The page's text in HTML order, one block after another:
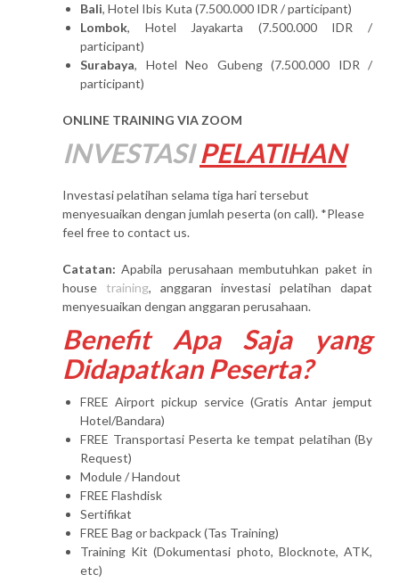
Bali, Hotel Ibis Kuta (7.500.000 IDR / participant)
Lombok, Hotel Jayakarta (7.500.000 IDR /
participant)
Surabaya, Hotel Neo Gubeng (7.500.000 IDR /
participant)
ONLINE TRAINING VIA ZOOM
INVESTASI PELATIHAN
Investasi pelatihan selama tiga hari tersebut
menyesuaikan dengan jumlah peserta (on call). *Please
feel free to contact us.
Catatan: Apabila perusahaan membutuhkan paket in
house training, anggaran investasi pelatihan dapat
menyesuaikan dengan anggaran perusahaan.
Benefit Apa Saja yang
Didapatkan Peserta?
FREE Airport pickup service (Gratis Antar jemput
Hotel/Bandara)
FREE Transportasi Peserta ke tempat pelatihan (By
Request)
Module / Handout
FREE Flashdisk
Sertifikat
FREE Bag or backpack (Tas Training)
Training Kit (Dokumentasi photo, Blocknote, ATK,
etc)